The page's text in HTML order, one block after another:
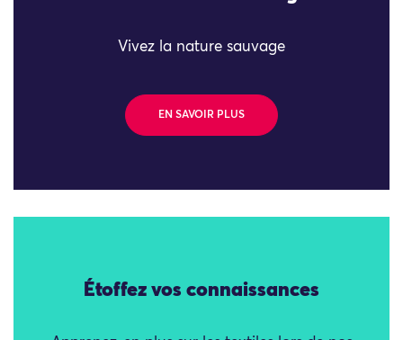
Vivez la nature sauvage
EN SAVOIR PLUS
Étoffez vos connaissances